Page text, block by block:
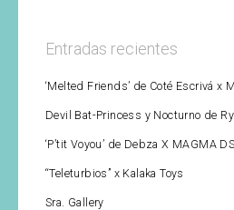
Entradas recientes
‘Melted Friends’ de Coté Escrivá x
Devil Bat-Princess y Nocturno de
‘P’tit Voyou’ de Debza X MAGMA
“Teleturbios” x Kalaka Toys
Sra. Gallery